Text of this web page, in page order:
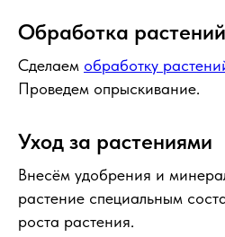
Обработка растений
Сделаем обработку
Проведем опрыскивание.
Уход за растениями
Внесём удобрения и
растение специальным
роста растения.